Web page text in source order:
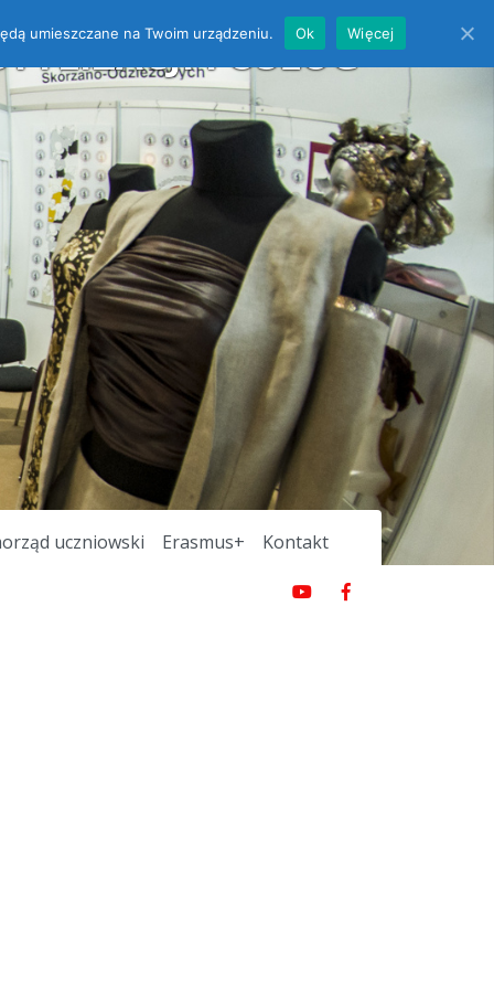
i USŁUG
uczniowski Erasmus+ Kontakt
umieszczane na Twoim urządzeniu. Ok Więcej